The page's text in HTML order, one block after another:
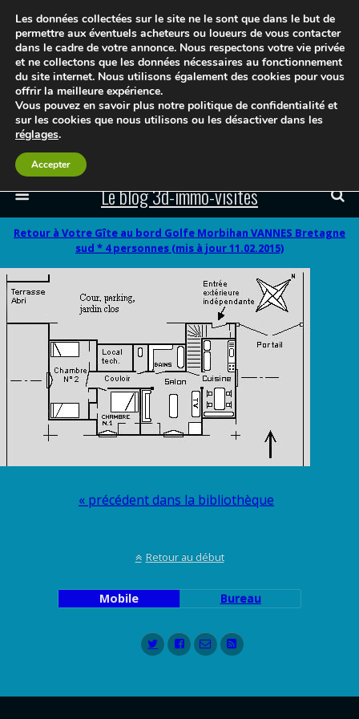
Le blog 3d-immo-visites
Retour à Votre Gîte au bord Golfe Morbihan VANNES Bretagne
sud * 4 personnes (mis à jour 11.02.2015)
« précédent dans la bibliothèque
Retour au début
Mobile Bureau
Les données collectées sur le site ne le sont que dans le but de
permettre aux éventuels acheteurs ou loueurs de vous contacter
dans le cadre de votre annonce. Nous respectons votre vie privée
et ne collectons que les données nécessaires au fonctionnement
du site internet. Nous utilisons également des cookies pour vous
offrir la meilleure expérience.
Vous pouvez en savoir plus notre politique de confidentialité et
sur les cookies que nous utilisons ou les désactiver dans les
réglages.
Accepter